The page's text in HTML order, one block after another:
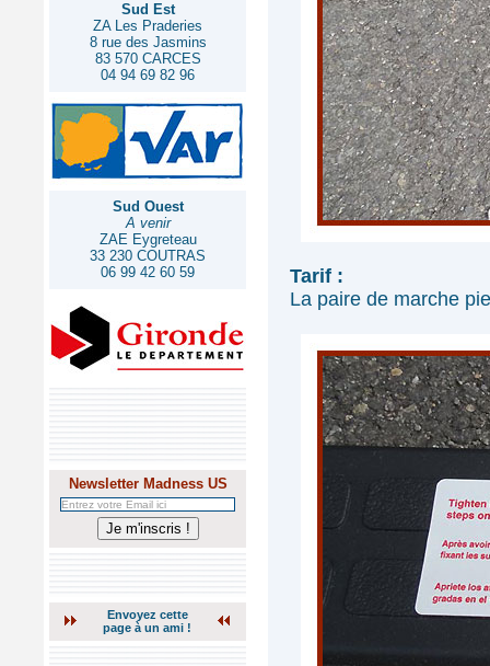
Sud Est
ZA Les Praderies
8 rue des Jasmins
83 570 CARCES
04 94 69 82 96
Sud Ouest
A venir
ZAE Eygreteau
33 230 COUTRAS
06 99 42 60 59
Newsletter Madness US
Envoyez cette
page à un ami !
Tarif :
La paire de marche